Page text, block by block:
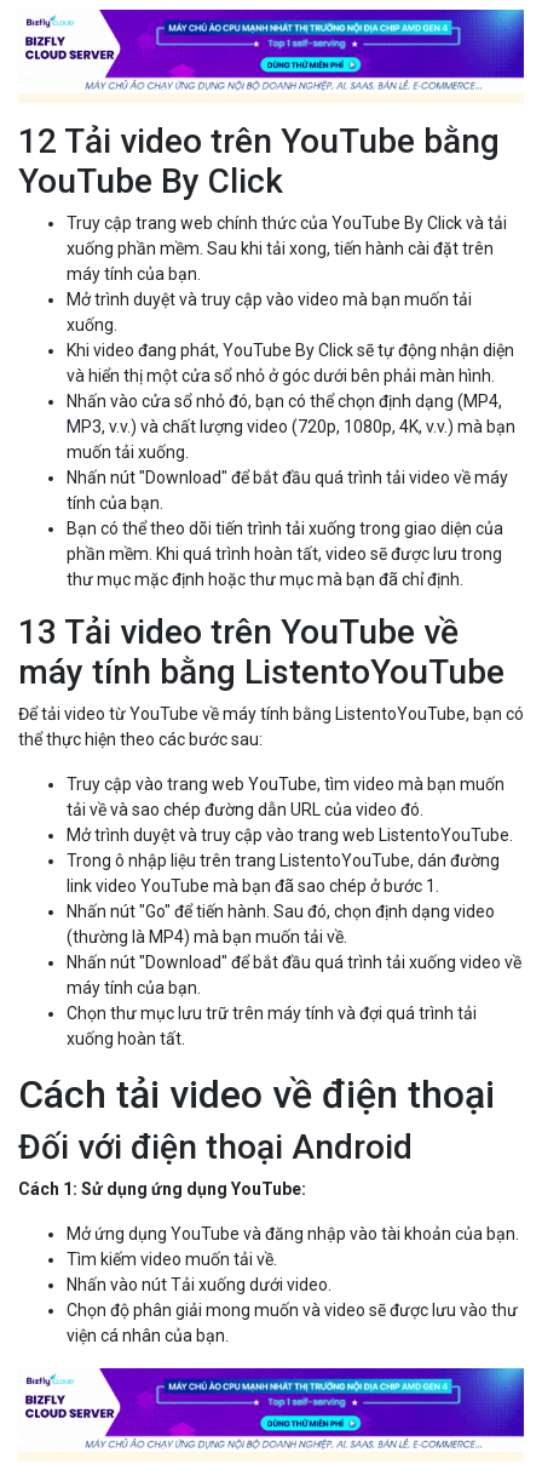
12 Tải video trên YouTube bằng
YouTube By Click
Truy cập trang web chính thức của YouTube By Click và tải
xuống phần mềm. Sau khi tải xong, tiến hành cài đặt trên
máy tính của bạn.
Mở trình duyệt và truy cập vào video mà bạn muốn tải
xuống.
Khi video đang phát, YouTube By Click sẽ tự động nhận diện
và hiển thị một cửa sổ nhỏ ở góc dưới bên phải màn hình.
Nhấn vào cửa sổ nhỏ đó, bạn có thể chọn định dạng (MP4,
MP3, v.v.) và chất lượng video (720p, 1080p, 4K, v.v.) mà bạn
muốn tải xuống.
Nhấn nút "Download" để bắt đầu quá trình tải video về máy
tính của bạn.
Bạn có thể theo dõi tiến trình tải xuống trong giao diện của
phần mềm. Khi quá trình hoàn tất, video sẽ được lưu trong
thư mục mặc định hoặc thư mục mà bạn đã chỉ định.
13 Tải video trên YouTube về
máy tính bằng ListentoYouTube
Để tải video từ YouTube về máy tính bằng ListentoYouTube, bạn có
thể thực hiện theo các bước sau:
Truy cập vào trang web YouTube, tìm video mà bạn muốn
tải về và sao chép đường dẫn URL của video đó.
Mở trình duyệt và truy cập vào trang web ListentoYouTube.
Trong ô nhập liệu trên trang ListentoYouTube, dán đường
link video YouTube mà bạn đã sao chép ở bước 1.
Nhấn nút "Go" để tiến hành. Sau đó, chọn định dạng video
(thường là MP4) mà bạn muốn tải về.
Nhấn nút "Download" để bắt đầu quá trình tải xuống video về
máy tính của bạn.
Chọn thư mục lưu trữ trên máy tính và đợi quá trình tải
xuống hoàn tất.
Cách tải video về điện thoại
Đối với điện thoại Android
Cách 1: Sử dụng ứng dụng YouTube:
Mở ứng dụng YouTube và đăng nhập vào tài khoản của bạn.
Tìm kiếm video muốn tải về.
Nhấn vào nút Tải xuống dưới video.
Chọn độ phân giải mong muốn và video sẽ được lưu vào thư
viện cá nhân của bạn.